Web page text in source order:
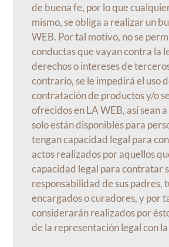
de buena fe, por lo que
mismo, se obliga a realizar un
WEB. Por tal motivo, no se
conductas que vayan contra la
derechos o intereses de
contrario, se le impedirá el uso
contratación de productos y/o
ofrecidos en LA WEB, así sean
solo están disponibles para
tengan capacidad legal para
actos realizados por aquellos
capacidad legal para contratar
responsabilidad de sus padres,
encargados o curadores, y por
considerarán realizados por
de la representación legal con